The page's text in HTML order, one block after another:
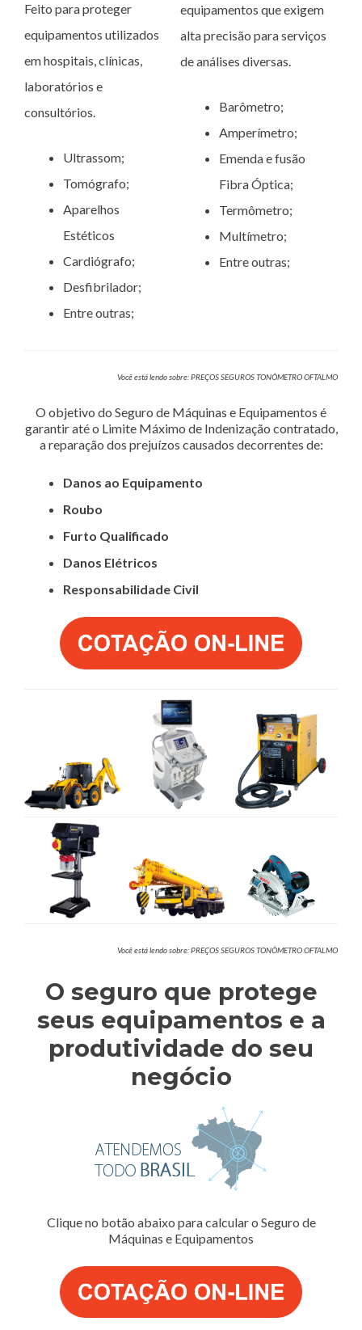
Feito para proteger
equipamentos utilizados
em hospitais, clínicas,
laboratórios e
consultórios.
Ultrassom;
Tomógrafo;
Aparelhos
Estéticos
Cardiógrafo;
Desfibrilador;
Entre outras;
equipamentos que exigem
alta precisão para serviços
de análises diversas.
Barômetro;
Amperímetro;
Emenda e fusão
Fibra Óptica;
Termômetro;
Multímetro;
Entre outras;
Você está lendo sobre: PREÇOS SEGUROS TONÔMETRO OFTALMO
O objetivo do Seguro de Máquinas e Equipamentos é
garantir até o Limite Máximo de Indenização contratado,
a reparação dos prejuízos causados decorrentes de:
Danos ao Equipamento
Roubo
Furto Qualificado
Danos Elétricos
Responsabilidade Civil
Você está lendo sobre: PREÇOS SEGUROS TONÔMETRO OFTALMO
O seguro que protege
seus equipamentos e a
produtividade do seu
negócio
Clique no botão abaixo para calcular o Seguro de
Máquinas e Equipamentos